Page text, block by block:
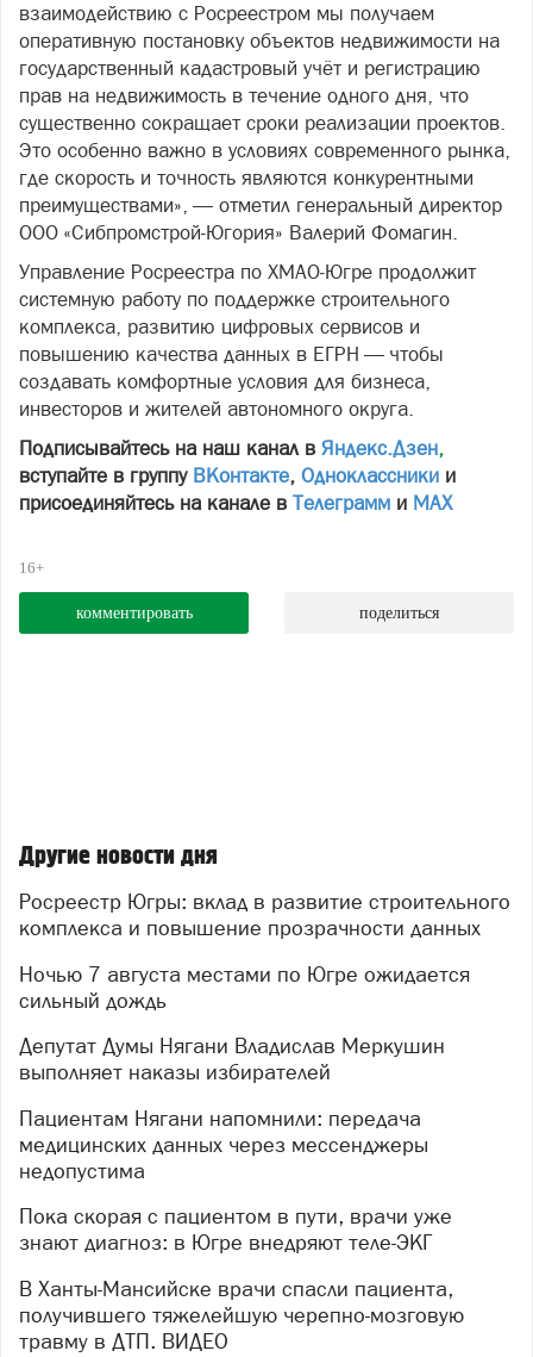
взаимодействию с Росреестром мы получаем
оперативную постановку объектов недвижимости на
государственный кадастровый учёт и регистрацию
прав на недвижимость в течение одного дня, что
существенно сокращает сроки реализации проектов.
Это особенно важно в условиях современного рынка,
где скорость и точность являются конкурентными
преимуществами», — отметил генеральный директор
ООО «Сибпромстрой‑Югория» Валерий Фомагин.
Управление Росреестра по ХМАО‑Югре продолжит
системную работу по поддержке строительного
комплекса, развитию цифровых сервисов и
повышению качества данных в ЕГРН — чтобы
создавать комфортные условия для бизнеса,
инвесторов и жителей автономного округа.
Подписывайтесь на наш канал в Яндекс.Дзен,
вступайте в группу ВКонтакте, Одноклассники и
присоединяйтесь на канале в Телеграмм и МАХ
16+
комментировать поделиться
Другие новости дня
Росреестр Югры: вклад в развитие строительного
комплекса и повышение прозрачности данных
Ночью 7 августа местами по Югре ожидается
сильный дождь
Депутат Думы Нягани Владислав Меркушин
выполняет наказы избирателей
Пациентам Нягани напомнили: передача
медицинских данных через мессенджеры
недопустима
Пока скорая с пациентом в пути, врачи уже
знают диагноз: в Югре внедряют теле-ЭКГ
В Ханты-Мансийске врачи спасли пациента,
получившего тяжелейшую черепно-мозговую
травму в ДТП. ВИДЕО